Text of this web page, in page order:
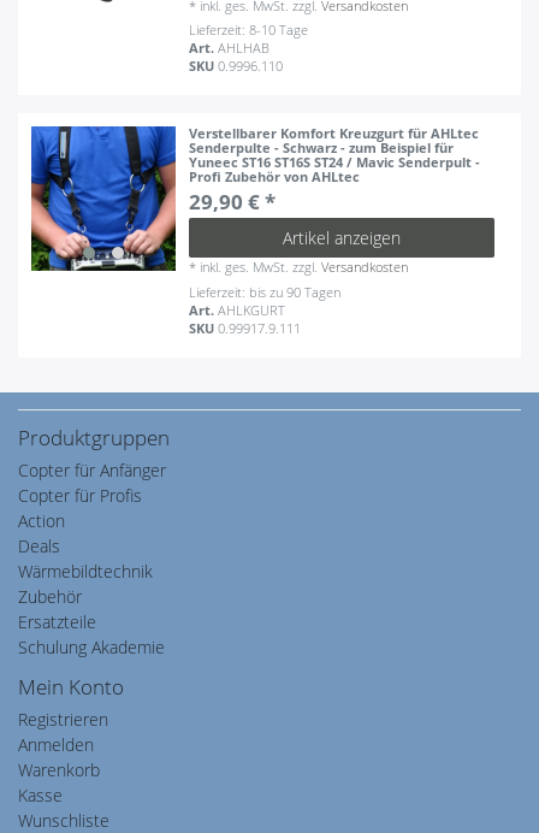
* inkl. ges. MwSt. zzgl.Versandkosten
Lieferzeit: 8-10 Tage
Art.AHLHAB
SKU0.9996.110
Verstellbarer Komfort Kreuzgurt für AHLtec
Senderpulte - Schwarz - zum Beispiel für
Yuneec ST16 ST16S ST24 / Mavic Senderpult -
Profi Zubehör von AHLtec
29,90 € *
Artikel anzeigen
* inkl. ges. MwSt. zzgl.Versandkosten
Lieferzeit: bis zu 90 Tagen
Art.AHLKGURT
SKU0.99917.9.111
Produktgruppen
Copter für Anfänger
Copter für Profis
Action
Deals
Wärmebildtechnik
Zubehör
Ersatzteile
Schulung Akademie
Mein Konto
Registrieren
Anmelden
Warenkorb
Kasse
Wunschliste